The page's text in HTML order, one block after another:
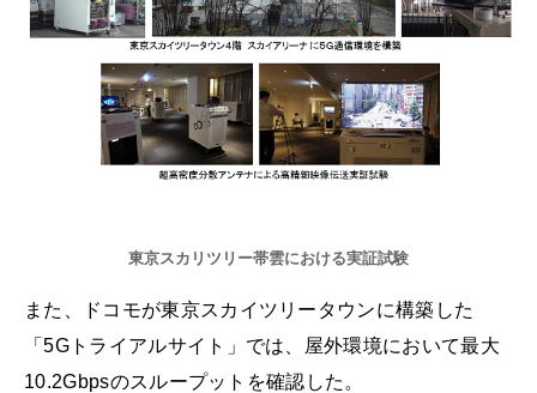
東京スカリツリー帯雲における実証試験
また、ドコモが東京スカイツリータウンに構築した
「5Gトライアルサイト」では、屋外環境において最大
10.2Gbpsのスループットを確認した。